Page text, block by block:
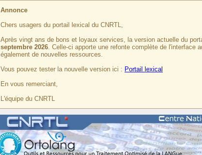
Annonce
Chers usagers du portail lexical du CNRTL,
Après vingt ans de bons et loyaux services, la version actuelle du
septembre 2026. Celle-ci apporte une refonte complète de l'interface
également de nouvelles ressources.
Vous pouvez tester la nouvelle version ici : Portail lexical
En vous remerciant,
L'équipe du CNRTL